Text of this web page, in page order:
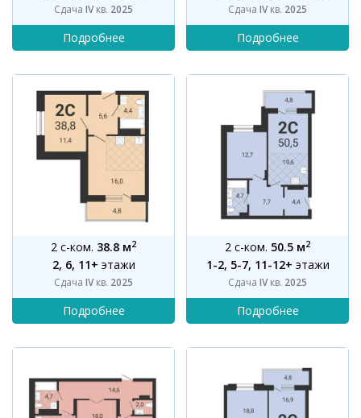
Сдача IVкв. 2025 Сдача IVкв. 2025
2 с-ком. 38.8 м2
2, 6, 11+ этажи
Сдача IVкв. 2025
2 с-ком. 50.5 м2
1-2, 5-7, 11-12+ этажи
Сдача IVкв. 2025